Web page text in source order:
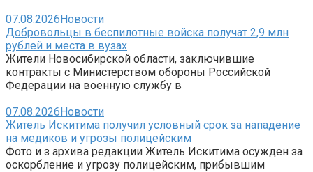
07.08.2026Новости
Добровольцы в беспилотные войска получат 2,9 млн
рублей и места в вузах
Жители Новосибирской области, заключившие
контракты с Министерством обороны Российской
Федерации на военную службу в
07.08.2026Новости
Житель Искитима получил условный срок за нападение
на медиков и угрозы полицейским
Фото и з архива редакции Житель Искитима осужден за
оскорбление и угрозу полицейским, прибывшим